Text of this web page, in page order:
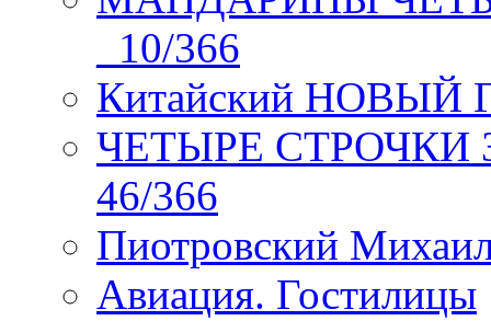
_10/366
Китайский НОВЫЙ
ЧЕТЫРЕ СТРОЧКИ
46/366
Пиотровский
Авиация. Гостилицы